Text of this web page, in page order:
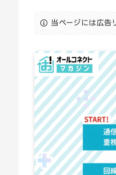
当ページには広告